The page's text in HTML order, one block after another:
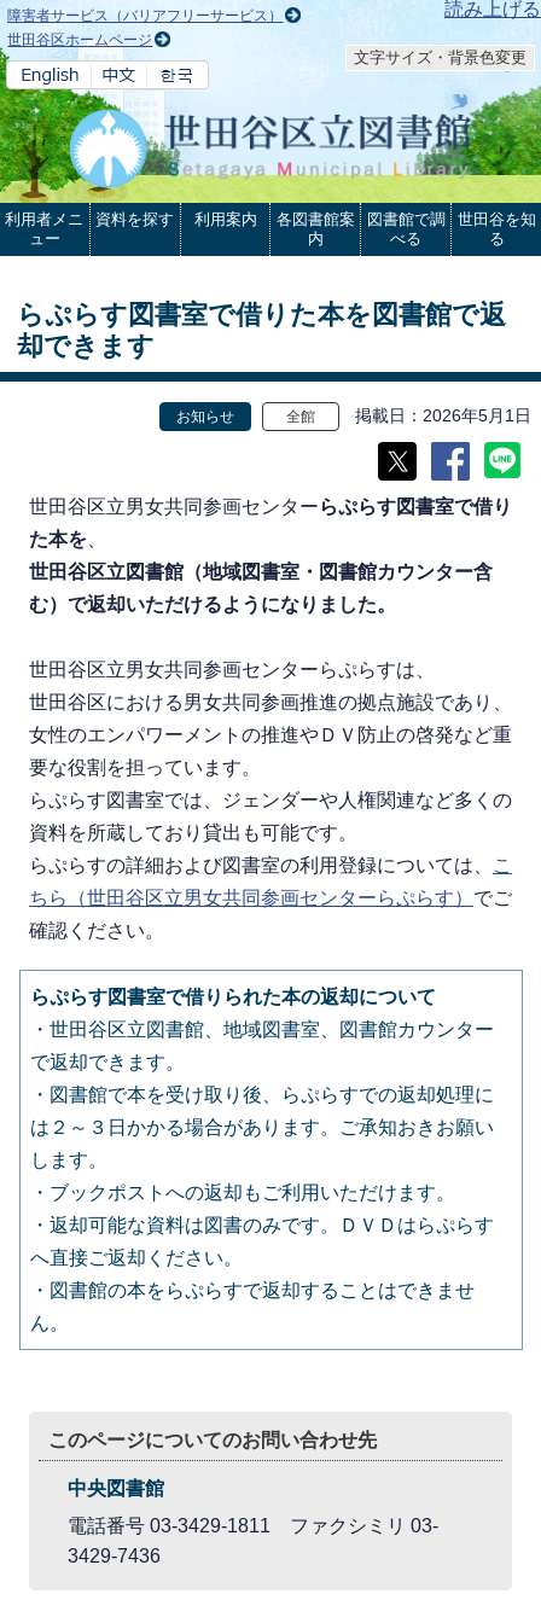
本文へ 読み上げる
障害者サービス（バリアフリーサービス）
世田谷区ホームページ
文字サイズ・背景色変更
利用者メニ
ュー
資料を探す 利用案内
各図書館案
内
図書館で調
べる
世田谷を知
る
らぷらす図書室で借りた本を図書館で返
却できます
お知らせ 全館 掲載日 2026年5月1日
世田谷区立男女共同参画センターらぷらす図書室で借り
た本を
世田谷区立図書館（地域図書室・図書館カウンター含
む）で返却いただけるようになりました。
世田谷区立男女共同参画センターらぷらすは、
世田谷区における男女共同参画推進の拠点施設であり、
女性のエンパワーメントの推進やＤＶ防止の啓発など重
要な役割を担っています。
らぷらす図書室では、
ジェンダーや人権関連など多くの
資料を所蔵しており貸出も可能です。
らぷらすの詳細および図書室の利用登録については、
こ
ちら（世田谷区立男女共同参画センターらぷらす） でご
確認ください。
らぷらす図書室で借りられた本の返却について
・世田谷区立図書館、地域図書室、図書館カウンター
で返却できます。
・図書館で本を受け取り後、らぷらすでの返却処理に
は２～３日かかる場合があります。ご承知おきお願い
します。
・ブックポストへの返却もご利用いただけます。
・返却可能な資料は図書のみです。ＤＶＤはらぷらす
へ直接ご返却ください。
・図書館の本をらぷらすで返却することはできませ
ん。
このページについてのお問い合わせ先
中央図書館
電話番号 03-3429-1811 ファクシミリ 03-
3429-7436